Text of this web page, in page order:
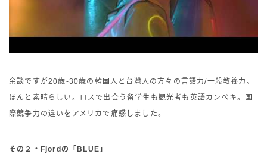
余談ですが20歳-30歳の韓国人と台灣人の方々の言語力/一般教養力、
ほんと素晴らしい。ロスで出会う留学生も観光者も英語カンペキ。国
際競争力の違いをアメリカで痛感しました。
その２・Fjordの「BLUE」